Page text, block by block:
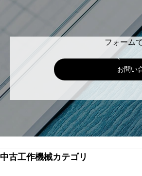
フォーム
お問い
中古工作機械カテゴリ